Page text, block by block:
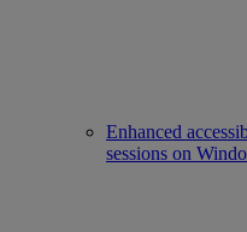
Enhanced
sessions on